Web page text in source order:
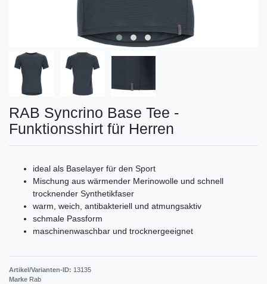
RAB Syncrino Base Tee -
Funktionsshirt für Herren
ideal als Baselayer für den Sport
Mischung aus wärmender Merinowolle und schnell
trocknender Synthetikfaser
warm, weich, antibakteriell und atmungsaktiv
schmale Passform
maschinenwaschbar und trocknergeeignet
Artikel/Varianten-ID: 13135
Marke Rab